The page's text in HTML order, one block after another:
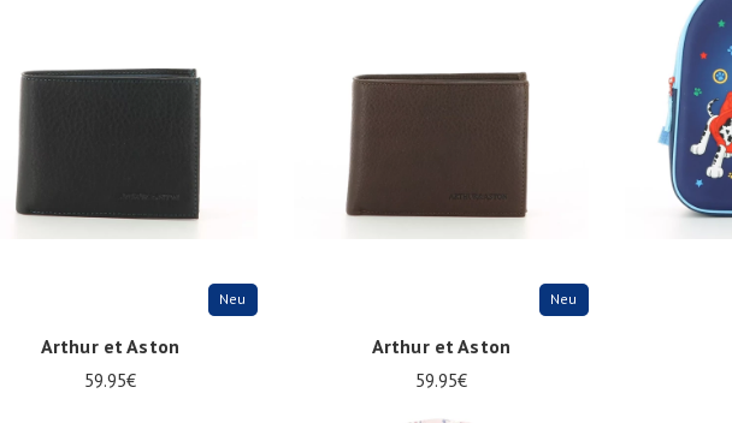
Neu
Arthur et Aston
59.95€
Neu
Arthur et Aston
59.95€